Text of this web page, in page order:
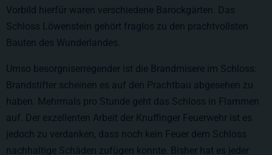
Vorbild hierfür waren verschiedene Barockgärten. Das
Schloss Löwenstein gehört fraglos zu den prachtvollsten
Bauten des Wunderlandes.
Umso besorgniserregender ist die Brandmisere im Schloss:
Brandstifter scheinen es auf den Prachtbau abgesehen zu
haben. Mehrmals pro Stunde geht das Schloss in Flammen
auf. Der exzellenten Arbeit der Knuffinger Feuerwehr ist es
jedoch zu verdanken, dass noch kein Feuer dem Schloss
nachhaltige Schäden zufügen konnte. Bisher hat es jeder